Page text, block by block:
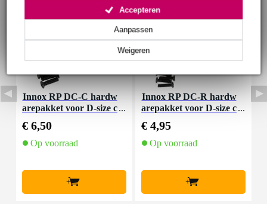
Weigeren
Aanpassen
Accepteren
Innox RP DC-C hardw
arepakket voor D-size c
€ 6,50
Op voorraad
+
Innox RP DC-R hardw
arepakket voor D-size c
€ 4,95
Op voorraad
+